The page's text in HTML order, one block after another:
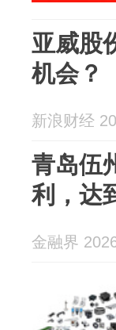
亚威股
机会？
新浪财经
青岛伍
利，达
金融界